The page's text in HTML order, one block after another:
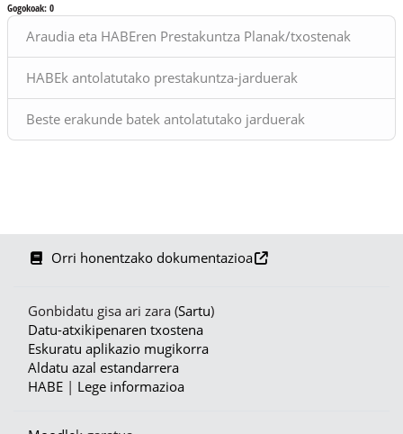
Blokeak
Araudia eta HABEren Prestakuntza Planak/txostenak
HABEk antolatutako prestakuntza-jarduerak
Beste erakunde batek antolatutako jarduerak
Gogokoak: 0
Orri honentzako dokumentazioa
Gonbidatu gisa ari zara (Sartu)
Datu-atxikipenaren txostena
Eskuratu aplikazio mugikorra
Aldatu azal estandarrera
HABE | Lege informazioa